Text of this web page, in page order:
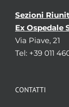
Sezioni
Ex Ospedale
Via Piave, 21
Tel: +39 011
CONTATTI